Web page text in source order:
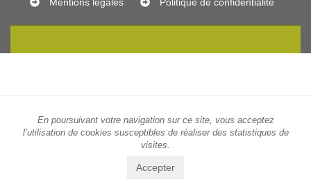
En poursuivant votre navigation sur ce site, vous acceptez
l’utilisation de cookies susceptibles de réaliser des statistiques de
visites.
Accepter